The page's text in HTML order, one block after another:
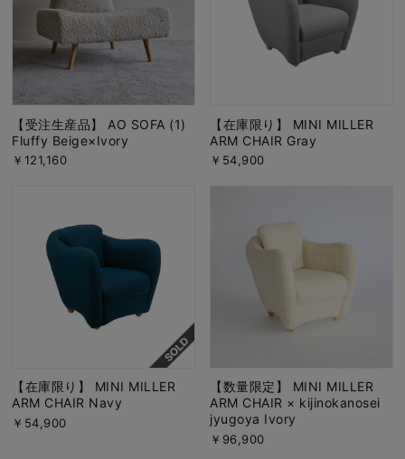
【受注生産品】 AO SOFA (1)
Fluffy Beige×Ivory
￥121,160
【在庫限り】 MINI MILLER
ARM CHAIR Gray
￥54,900
【在庫限り】 MINI MILLER
ARM CHAIR Navy
￥54,900
【数量限定】 MINI MILLER
ARM CHAIR × kijinokanosei
jyugoya Ivory
￥96,900